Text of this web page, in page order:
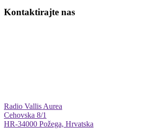
Kontaktirajte nas
Radio Vallis Aurea
Cehovska 8/1
HR-34000 Požega, Hrvatska